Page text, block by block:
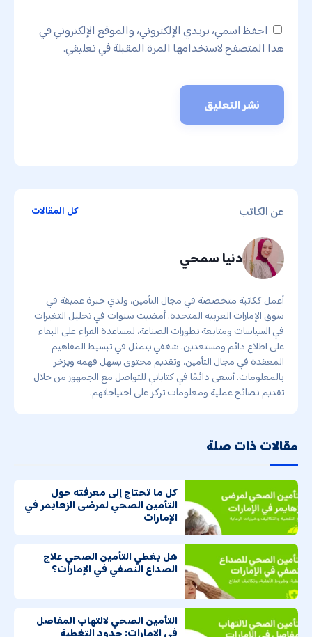
احفظ اسمي، بريدي الإلكتروني، والموقع الإلكتروني في
هذا المتصفح لاستخدامها المرة المقبلة في تعليقي.
عن الكاتب كل المقالات
دنيا سمحي
أعمل ككاتبة متخصصة في مجال التأمين، ولدي خبرة عميقة في
سوق الإمارات العربية المتحدة. أمضيت سنوات في تحليل التغيرات
في السياسات ومتابعة تطورات الصناعة، لمساعدة القراء على البقاء
على اطلاع دائم ومستعدين. شغفي يتمثل في تبسيط المفاهيم
المعقدة في مجال التأمين، وتقديم محتوى يسهل فهمه ويزخر
بالمعلومات. أسعى دائمًا في كتاباتي للتواصل مع الجمهور من خلال
تقديم نصائح عملية ومعلومات تركز على احتياجاتهم.
مقالات ذات صلة
كل ما تحتاج إلى معرفته حول
التأمين الصحي لمرضى الزهايمر في
الإمارات
هل يغطي التأمين الصحي علاج
الصداع النصفي في الإمارات؟
التأمين الصحي لالتهاب المفاصل
في الإمارات: حدود التغطية